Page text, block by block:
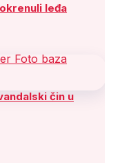
leđa
čin u